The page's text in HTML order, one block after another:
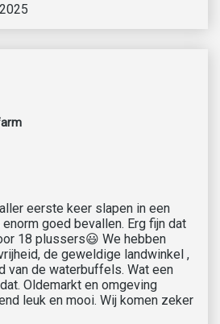
eerste keer slapen in een
goed bevallen. Erg fijn dat
18 plussers😃 We hebben
de geweldige landwinkel ,
van de waterbuffels. Wat een
Oldemarkt en omgeving
leuk en mooi. Wij komen zeker